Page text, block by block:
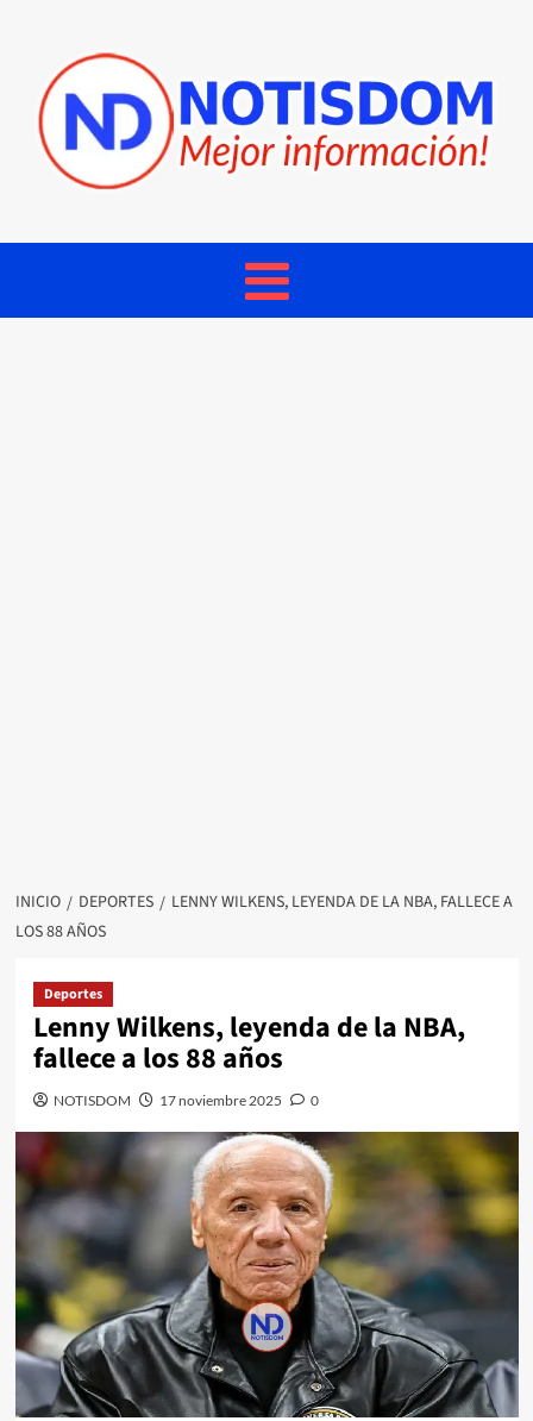
INICIO DEPORTES
LENNY WILKENS, LEYENDA DE LA NBA, FALLECE A
LOS 88 AÑOS
Deportes
Lenny Wilkens, leyenda de la NBA,
fallece a los 88 años
NOTISDOM 17 noviembre 2025 0